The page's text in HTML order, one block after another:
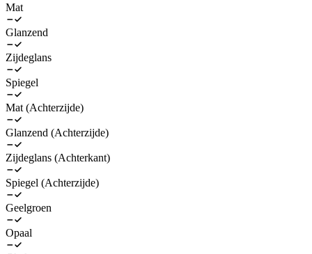
Mat
Glanzend
Zijdeglans
Spiegel
Mat (Achterzijde)
Glanzend (Achterzijde)
Zijdeglans (Achterkant)
Spiegel (Achterzijde)
Geelgroen
Opaal